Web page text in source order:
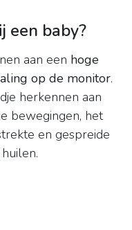
een baby?
aan een hoge
op de monitor.
herkennen aan
bewegingen, het
en gespreide